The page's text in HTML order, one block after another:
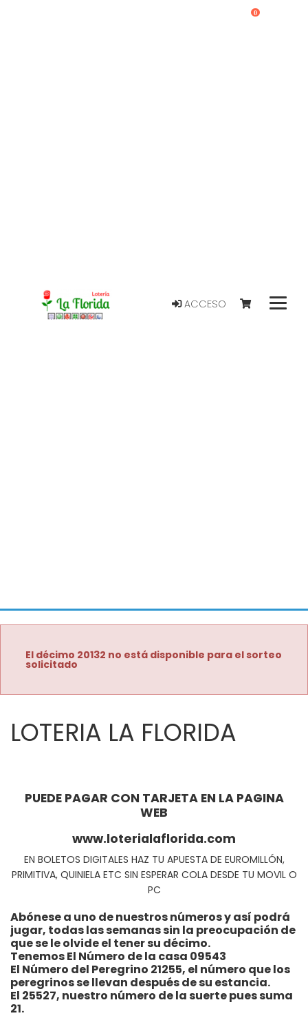
ACCESO
0
El décimo 20132 no está disponible para el sorteo
solicitado
LOTERIA LA FLORIDA
PUEDE PAGAR CON TARJETA EN LA PAGINA
WEB
www.loterialaflorida.com
EN BOLETOS DIGITALES HAZ TU APUESTA DE EUROMILLÓN,
PRIMITIVA, QUINIELA ETC SIN ESPERAR COLA DESDE TU MOVIL O
PC
Abónese a uno de nuestros números y así podrá
jugar, todas las semanas sin la preocupación de
que se le olvide el tener su décimo.
Tenemos El Número de la casa 09543
El Número del Peregrino 21255, el número que los
peregrinos se llevan después de su estancia.
El 25527, nuestro número de la suerte pues suma
21.